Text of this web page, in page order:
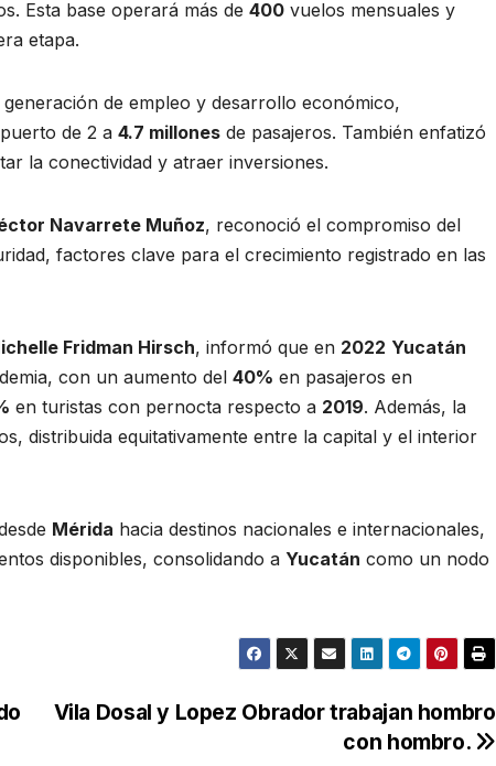
Esta base operará más de 400 vuelos mensuales y
etapa.
de empleo y desarrollo económico,
de 2 a 4.7 millones de pasajeros. También enfatizó
la conectividad y atraer inversiones.
Navarrete Muñoz, reconoció el compromiso del
factores clave para el crecimiento registrado en las
Fridman Hirsch, informó que en 2022 Yucatán
con un aumento del 40% en pasajeros en
en turistas con pernocta respecto a 2019. Además, la
distribuida equitativamente entre la capital y el interior
Mérida hacia destinos nacionales e internacionales,
disponibles, consolidando a Yucatán como un nodo
Vila Dosal y Lopez Obrador trabajan hombro
con hombro.